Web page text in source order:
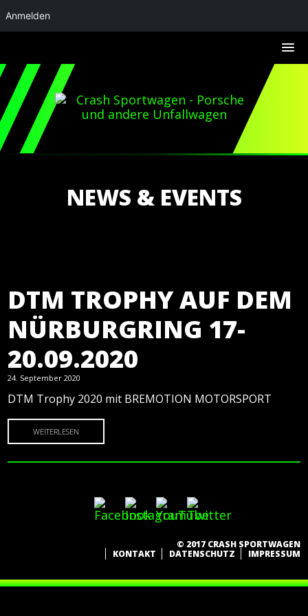
NEWS & EVENTS
DTM TROPHY AUF DEM
NÜRBURGRING 17-
20.09.2020
24. September 2020
DTM Trophy 2020 mit BREMOTION MOTORSPORT
WEITERLESEN
© 2017 CRASH SPORTWAGEN
KONTAKT
DATENSCHUTZ IMPRESSUM
Anmelden